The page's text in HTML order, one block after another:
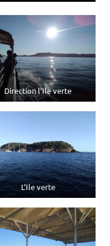
Direction l’Ile verte
L’Ile verte